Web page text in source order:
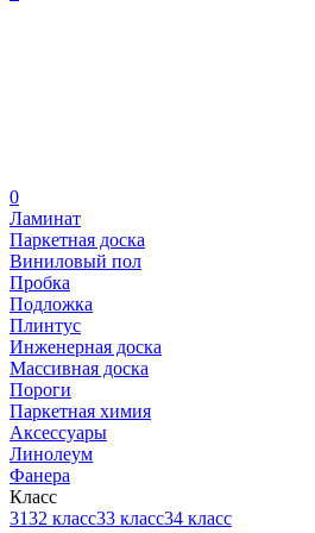
0
Ламинат
Паркетная доска
Виниловый пол
Пробка
Подложка
Плинтус
Инженерная доска
Массивная доска
Пороги
Паркетная химия
Аксессуары
Линолеум
Фанера
Класс
3132 класс33 класс34 класс